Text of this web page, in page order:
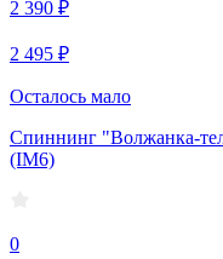
2 390 ₽
2 495 ₽
Осталось мало
Спиннинг "Волжанка-
(IM6)
0